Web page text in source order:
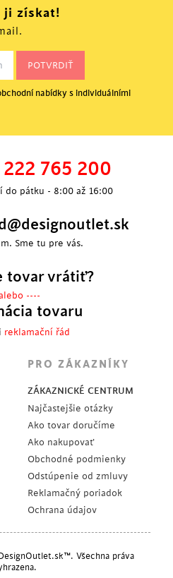
ji získat!
nabídky s individuálními
765 200
do pátku - 8:00 až 16:00
Sme tu pre vás.
tovar vrátiť?
----
tovaru
reklamační řád
PRO ZÁKAZNÍKY
ZÁKAZNICKÉ CENTRUM
Najčastejšie otázky
Ako tovar doručíme
Ako nakupovať
Obchodné podmienky
Odstúpenie od zmluvy
Reklamačný poriadok
Ochrana údajov
Všechna práva